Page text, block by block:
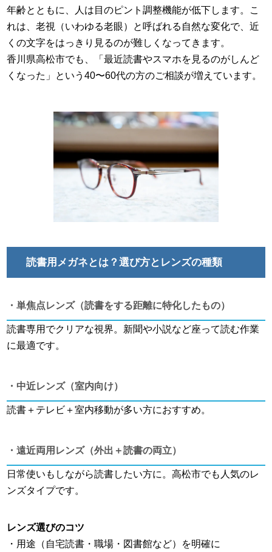
年齢とともに、人は目のピント調整機能が低下します。こ
れは、老視（いわゆる老眼）と呼ばれる自然な変化で、近
くの文字をはっきり見るのが難しくなってきます。
香川県高松市でも、「最近読書やスマホを見るのがしんど
くなった」という40〜60代の方のご相談が増えています。
読書用メガネとは？選び方とレンズの種類
・単焦点レンズ（読書をする距離に特化したもの）
読書専用でクリアな視界。新聞や小説など座って読む作業
に最適です。
・中近レンズ（室内向け）
読書＋テレビ＋室内移動が多い方におすすめ。
・遠近両用レンズ（外出＋読書の両立）
日常使いもしながら読書したい方に。高松市でも人気のレ
ンズタイプです。
レンズ選びのコツ
・用途（自宅読書・職場・図書館など）を明確に